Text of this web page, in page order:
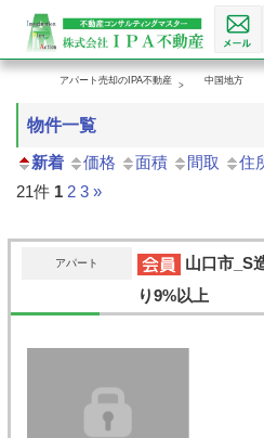
アパート売却のIPA不動産 中国地方
物件一覧
新着
価格 面積 間取 住
21件 1 2 3 »
アパート
山口市_S
り9%以上